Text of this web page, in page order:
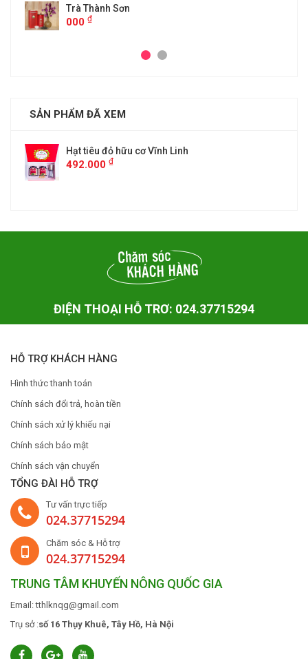
SẢN PHẨM ĐÃ XEM
Hạt tiêu đỏ hữu cơ Vĩnh Linh
492.000 ₫
ĐIỆN THOẠI HỖ TRƠ: 024.37715294
HỖ TRỢ KHÁCH HÀNG
Hình thức thanh toán
Chính sách đổi trả, hoàn tiền
Chính sách xử lý khiếu nại
Chính sách bảo mật
Chính sách vận chuyển
TỔNG ĐÀI HỖ TRỢ
Tư vấn trực tiếp
024.37715294
Chăm sóc & Hỗ trợ
024.37715294
TRUNG TÂM KHUYẾN NÔNG QUỐC GIA
Email: tthlknqg@gmail.com
Trụ sở :số 16 Thụy Khuê, Tây Hồ, Hà Nội